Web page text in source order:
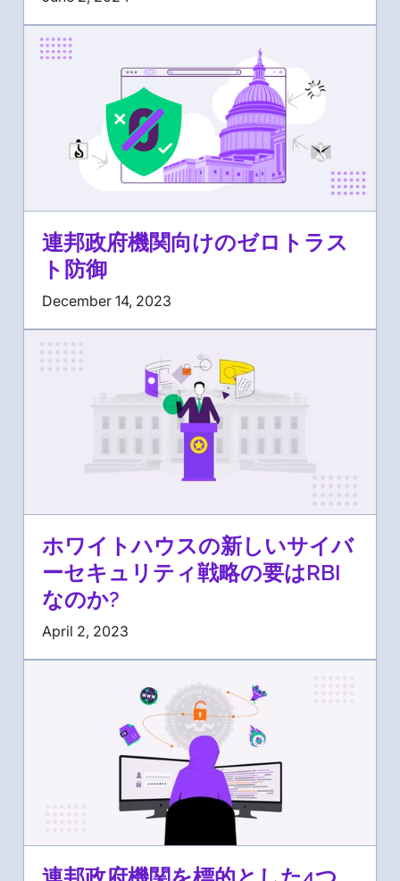
連邦政府機関向けのゼロトラス
ト防御
December 14, 2023
ホワイトハウスの新しいサイバ
ーセキュリティ戦略の要はRBI
なのか?
April 2, 2023